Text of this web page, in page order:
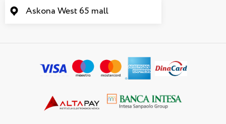
Askona West 65 mall